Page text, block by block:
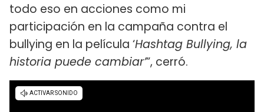
todo eso en acciones como mi
participación en la campaña contra el
bullying en la película ‘Hashtag Bullying, la
historia puede cambiar’”, cerró.